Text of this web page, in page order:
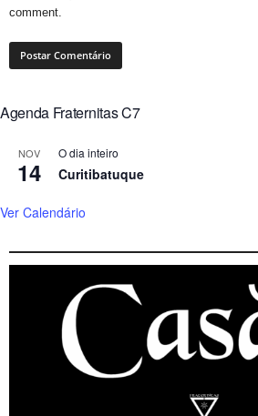
comment.
Agenda Fraternitas C7
NOV
14
O dia inteiro
Curitibatuque
Ver Calendário